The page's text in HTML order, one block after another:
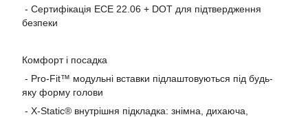
- Сертифікація ECE 22.06 + DOT для підтвердження
безпеки
Комфорт і посадка
- Pro-Fit™ модульні вставки підлаштовуються під будь-
яку форму голови
- X-Static® внутрішня підкладка: знімна, дихаюча,